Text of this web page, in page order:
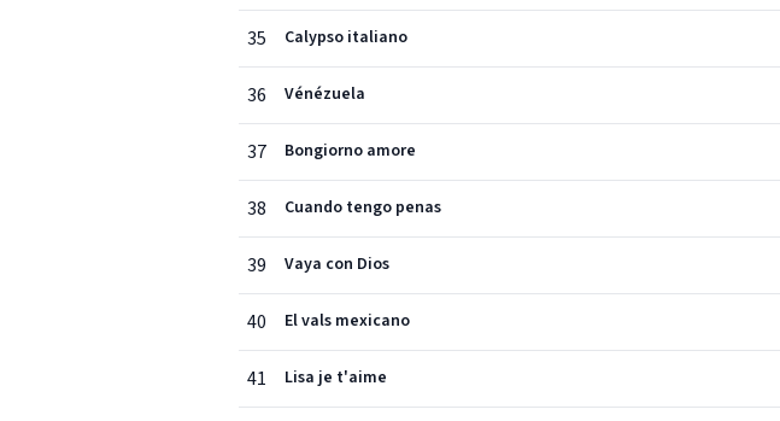
35 Calypso italiano
36 Vénézuela
37 Bongiorno amore
38 Cuando tengo penas
39 Vaya con Dios
40 El vals mexicano
41 Lisa je t'aime